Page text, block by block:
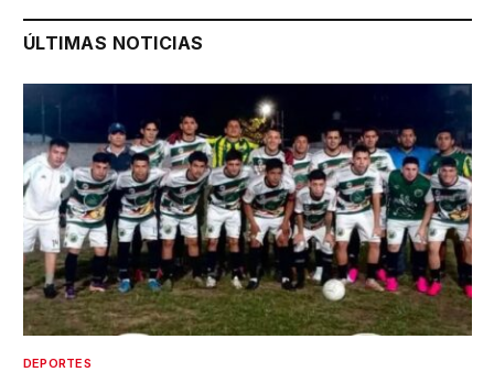
ÚLTIMAS NOTICIAS
DEPORTES